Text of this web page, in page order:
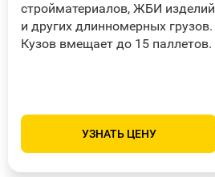
стройматериалов, ЖБИ изделий
и других длинномерных грузов.
Кузов вмещает до 15 паллетов.
УЗНАТЬ ЦЕНУ